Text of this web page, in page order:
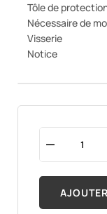
Tôle de
Nécessaire de
Visserie
Notice